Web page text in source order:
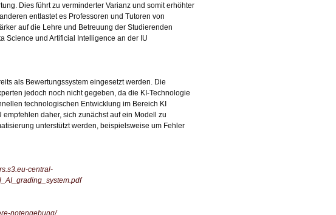
Dies führt zu verminderter Varianz und somit erhöhter
entlastet es Professoren und Tutoren von
auf die Lehre und Betreuung der Studierenden
Science und Artificial Intelligence an der IU
als Bewertungssystem eingesetzt werden. Die
jedoch noch nicht gegeben, da die KI-Technologie
technologischen Entwicklung im Bereich KI
daher, sich zunächst auf ein Modell zu
unterstützt werden, beispielsweise um Fehler
central-